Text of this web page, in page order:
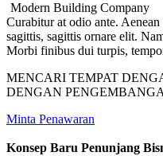
Modern Building Company
Curabitur at odio ante.
sagittis, sagittis ornare elit.
Morbi finibus dui turpis,
MENCARI TEMPAT
DENGAN
Minta Penawaran
Konsep Baru Penunjang